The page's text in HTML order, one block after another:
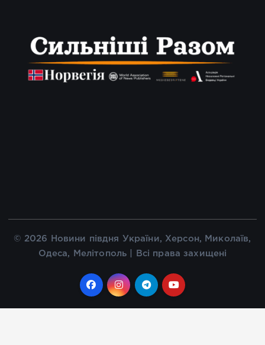
© 2026 Новини півдня України, Херсон, Миколаїв,
Одеса, Мелітополь | Всі права захищені